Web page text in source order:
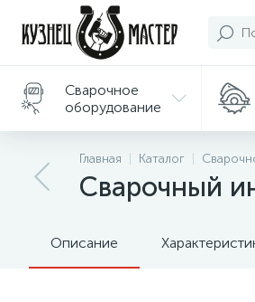
Сварочное
оборудование
Подарки/
Сувениры
Главная Каталог
Сварочный
Описание